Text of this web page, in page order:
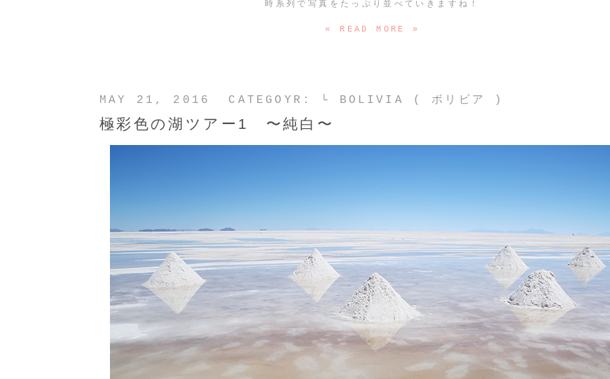
時系列で写真をたっぷり並べていきますね！
« READ MORE »
MAY 21, 2016 CATEGOYR: └ BOLIVIA ( ボリビア )
極彩色の湖ツアー1 〜純白〜